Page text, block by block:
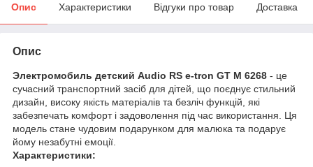
Опис Характеристики Відгуки про товар Доставка
Опис
Электромобиль детский Audio RS e-tron GT M 6268 - це
сучасний транспортний засіб для дітей, що поєднує стильний
дизайн, високу якість матеріалів та безліч функцій, які
забезпечать комфорт і задоволення під час використання. Ця
модель стане чудовим подарунком для малюка та подарує
йому незабутні емоції.
Характеристики: